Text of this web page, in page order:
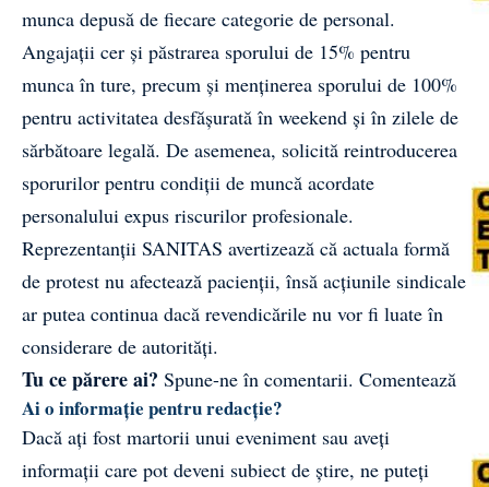
munca depusă de fiecare categorie de personal.
Angajații cer și păstrarea sporului de 15% pentru
munca în ture, precum și menținerea sporului de 100%
pentru activitatea desfășurată în weekend și în zilele de
sărbătoare legală. De asemenea, solicită reintroducerea
sporurilor pentru condiții de muncă acordate
personalului expus riscurilor profesionale.
Reprezentanții SANITAS avertizează că actuala formă
de protest nu afectează pacienții, însă acțiunile sindicale
ar putea continua dacă revendicările nu vor fi luate în
considerare de autorități.
Tu ce părere ai? Spune-ne în comentarii. Comentează
Ai o informație pentru redacție?
Dacă ați fost martorii unui eveniment sau aveți
informații care pot deveni subiect de știre, ne puteți